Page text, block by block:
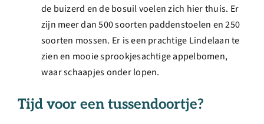
de buizerd en de bosuil voelen zich hier thuis. Er
zijn meer dan 500 soorten paddenstoelen en 250
soorten mossen. Er is een prachtige Lindelaan te
zien en mooie sprookjesachtige appelbomen,
waar schaapjes onder lopen.
Tijd voor een tussendoortje?